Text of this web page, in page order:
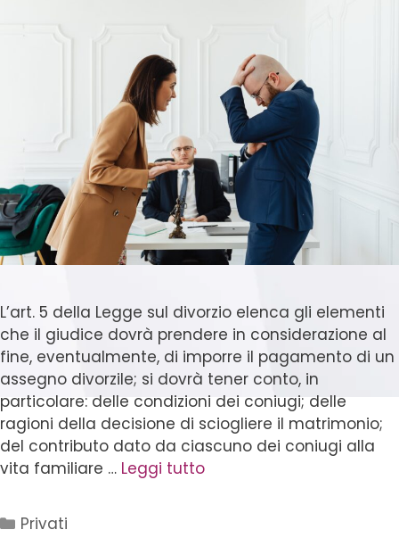
L’art. 5 della Legge sul divorzio elenca gli elementi
che il giudice dovrà prendere in considerazione al
fine, eventualmente, di imporre il pagamento di un
assegno divorzile; si dovrà tener conto, in
particolare: delle condizioni dei coniugi; delle
ragioni della decisione di sciogliere il matrimonio;
del contributo dato da ciascuno dei coniugi alla
vita familiare … Leggi tutto
Privati